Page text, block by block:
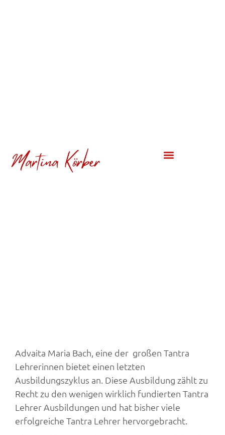
Advaita Maria Bach, eine der großen Tantra
Lehrerinnen bietet einen letzten
Ausbildungszyklus an. Diese Ausbildung zählt zu
Recht zu den wenigen wirklich fundierten Tantra
Lehrer Ausbildungen und hat bisher viele
erfolgreiche Tantra Lehrer hervorgebracht.